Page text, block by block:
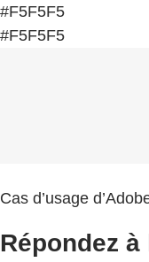
#F5F5F5
#F5F5F5
Cas d’usage
Répondez